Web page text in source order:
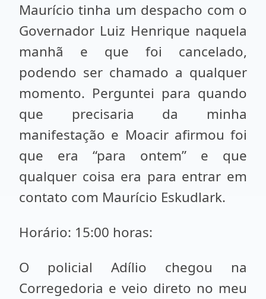
Maurício tinha um despacho com o
Governador Luiz Henrique naquela
manhã e que foi cancelado,
podendo ser chamado a qualquer
momento. Perguntei para quando
que precisaria da minha
manifestação e Moacir afirmou foi
que era “para ontem” e que
qualquer coisa era para entrar em
contato com Maurício Eskudlark.
Horário: 15:00 horas:
O policial Adílio chegou na
Corregedoria e veio direto no meu